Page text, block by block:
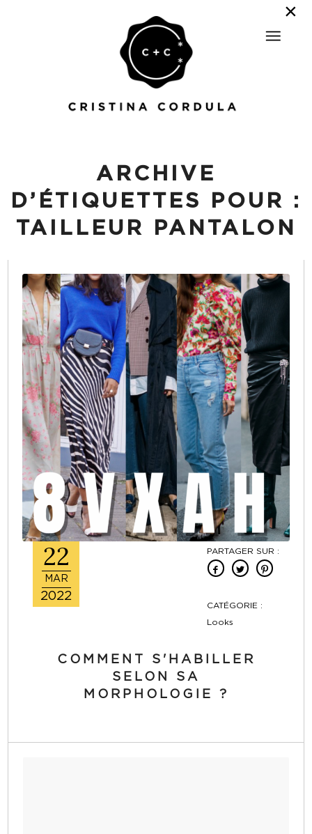
ARCHIVE
D’ÉTIQUETTES POUR :
TAILLEUR PANTALON
22
MAR
2022
PARTAGER SUR :
CATÉGORIE :
Looks
COMMENT S'HABILLER
SELON SA
MORPHOLOGIE ?